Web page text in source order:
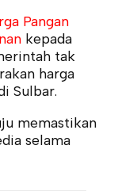
Pangan
kepada
tak
harga
Sulbar.
memastikan
selama